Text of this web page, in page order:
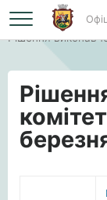
Головна
Рішення